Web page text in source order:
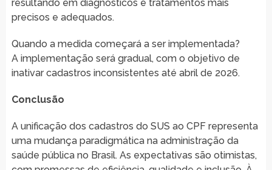
resultando em diagnósticos e tratamentos mais
precisos e adequados.
Quando a medida começará a ser implementada?
A implementação será gradual, com o objetivo de
inativar cadastros inconsistentes até abril de 2026.
Conclusão
A unificação dos cadastros do SUS ao CPF representa
uma mudança paradigmática na administração da
saúde pública no Brasil. As expectativas são otimistas,